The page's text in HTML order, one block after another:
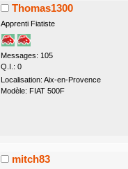
Thomas1300
Apprenti Fiatiste
Messages: 105
Q.I.: 0
Localisation: Aix-en-Provence
Modèle: FIAT 500F
mitch83